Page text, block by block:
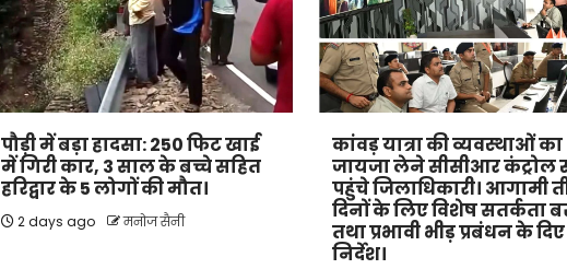
पौड़ी में बड़ा हादसा: 250 फिट खाई
में गिरी कार, 3 साल के बच्चे सहित
हरिद्वार के 5 लोगों की मौत।
2 days ago मनोज सैनी
कांवड़ यात्रा की व्यवस्थाओं का
जायजा लेने सीसीआर कंट्रोल
पहुंचे जिलाधिकारी। आगामी
दिनों के लिए विशेष सतर्कता
तथा प्रभावी भीड़ प्रबंधन के दिए
निर्देश।